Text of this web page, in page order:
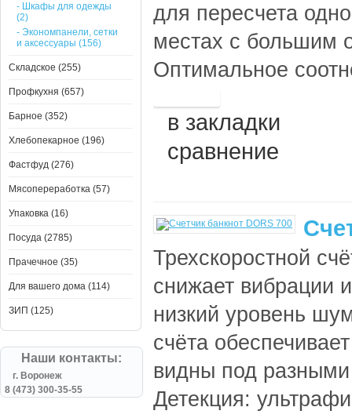
- Шкафы для одежды
(2)
- Экономпанели, сетки
и аксессуары (156)
Складское (255)
Профкухня (657)
Барное (352)
Хлебопекарное (196)
Фастфуд (276)
Мясопереработка (57)
Упаковка (16)
Посуда (2785)
Прачечное (35)
Для вашего дома (114)
ЗИП (125)
Наши контакты:
г. Воронеж
8 (473) 300-35-55
для пересчета
местах с большим
Оптимальное
в закладки
сравнение
Трехскоростной
снижает вибрации
низкий уровень
счёта
видны под
Детекция: